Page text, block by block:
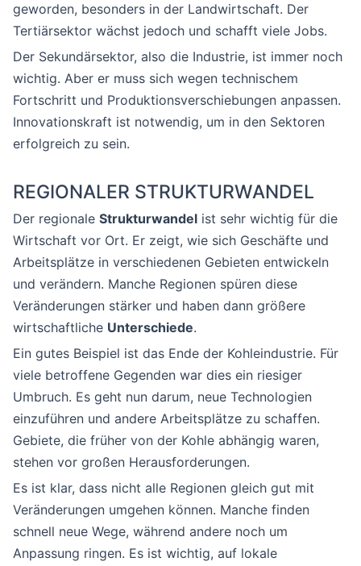
geworden, besonders in der Landwirtschaft. Der
Tertiärsektor wächst jedoch und schafft viele Jobs.
Der Sekundärsektor, also die Industrie, ist immer noch
wichtig. Aber er muss sich wegen technischem
Fortschritt und Produktionsverschiebungen anpassen.
Innovationskraft ist notwendig, um in den Sektoren
erfolgreich zu sein.
REGIONALER STRUKTURWANDEL
Der regionale Strukturwandel ist sehr wichtig für die
Wirtschaft vor Ort. Er zeigt, wie sich Geschäfte und
Arbeitsplätze in verschiedenen Gebieten entwickeln
und verändern. Manche Regionen spüren diese
Veränderungen stärker und haben dann größere
wirtschaftliche Unterschiede.
Ein gutes Beispiel ist das Ende der Kohleindustrie. Für
viele betroffene Gegenden war dies ein riesiger
Umbruch. Es geht nun darum, neue Technologien
einzuführen und andere Arbeitsplätze zu schaffen.
Gebiete, die früher von der Kohle abhängig waren,
stehen vor großen Herausforderungen.
Es ist klar, dass nicht alle Regionen gleich gut mit
Veränderungen umgehen können. Manche finden
schnell neue Wege, während andere noch um
Anpassung ringen. Es ist wichtig, auf lokale